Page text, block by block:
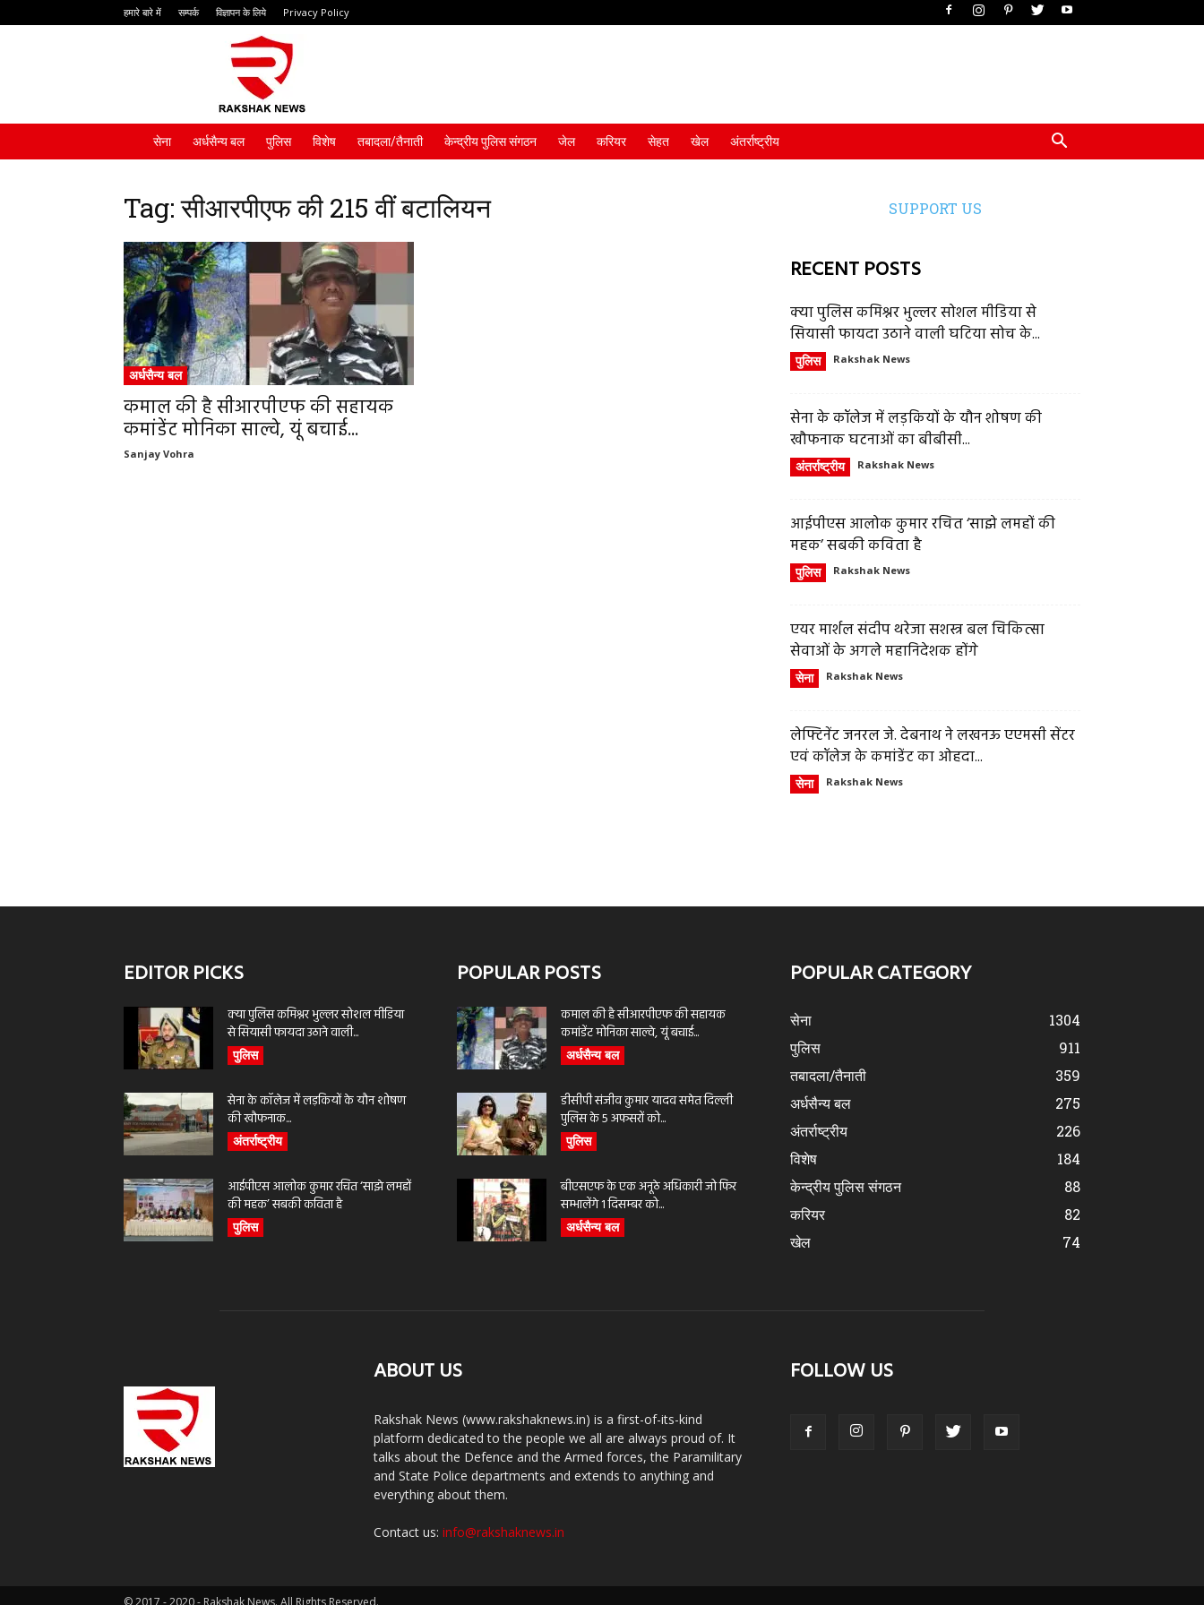
हमारे बारे में सम्पर्क विज्ञापन के लिये Privacy Policy
सेना अर्धसैन्य बल पुलिस विशेष तबादला/तैनाती केन्द्रीय पुलिस संगठन जेल करियर सेहत खेल अंतर्राष्ट्रीय
Tag: सीआरपीएफ की 215 वीं बटालियन
अर्धसैन्य बल
कमाल की है सीआरपीएफ की सहायक
कमांडेंट मोनिका साल्वे, यूं बचाई...
Sanjay Vohra
SUPPORT US
RECENT POSTS
क्या पुलिस कमिश्नर भुल्लर सोशल मीडिया से
सियासी फायदा उठाने वाली घटिया सोच के...
पुलिस Rakshak News
सेना के कॉलेज में लड़कियों के यौन शोषण की
खौफनाक घटनाओं का बीबीसी...
अंतर्राष्ट्रीय Rakshak News
आईपीएस आलोक कुमार रचित ‘साझे लमहों की
महक’ सबकी कविता है
पुलिस Rakshak News
एयर मार्शल संदीप थरेजा सशस्त्र बल चिकित्सा
सेवाओं के अगले महानिदेशक होंगे
सेना Rakshak News
लेफ्टिनेंट जनरल जे. देबनाथ ने लखनऊ एएमसी सेंटर
एवं कॉलेज के कमांडेंट का ओहदा...
सेना Rakshak News
EDITOR PICKS
क्या पुलिस कमिश्नर भुल्लर सोशल मीडिया
से सियासी फायदा उठाने वाली...
पुलिस
सेना के कॉलेज में लड़कियों के यौन शोषण
की खौफनाक...
अंतर्राष्ट्रीय
आईपीएस आलोक कुमार रचित ‘साझे लमहों
की महक’ सबकी कविता है
पुलिस
POPULAR POSTS
कमाल की है सीआरपीएफ की सहायक
कमांडेंट मोनिका साल्वे, यूं बचाई...
अर्धसैन्य बल
डीसीपी संजीव कुमार यादव समेत दिल्ली
पुलिस के 5 अफसरों को...
पुलिस
बीएसएफ के एक अनूठे अधिकारी जो फिर
सम्भालेंगे 1 दिसम्बर को...
अर्धसैन्य बल
POPULAR CATEGORY
सेना
1304
पुलिस
911
तबादला/तैनाती
359
अर्धसैन्य बल
275
अंतर्राष्ट्रीय
226
विशेष
184
केन्द्रीय पुलिस संगठन
88
करियर
82
खेल
74
ABOUT US
Rakshak News (www.rakshaknews.in) is a first-of-its-kind
platform dedicated to the people we all are always proud of. It
talks about the Defence and the Armed forces, the Paramilitary
and State Police departments and extends to anything and
everything about them.
Contact us: info@rakshaknews.in
FOLLOW US
© 2017 - 2020 - Rakshak News. All Rights Reserved.